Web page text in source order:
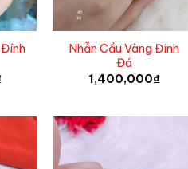
Đính
Nhẫn Cầu Vàng Đính
Đá
1,400,000₫